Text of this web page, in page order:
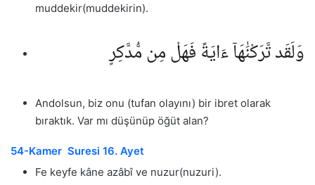
muddekir(muddekirin).
وَلَقَد تَّرَكْنَٰهَآ ءَايَةً فَهَلْ مِن مُّدَّكِرٍ
Andolsun, biz onu (tufan olayını) bir ibret olarak
bıraktık. Var mı düşünüp öğüt alan?
54-Kamer Suresi 16. Ayet
Fe keyfe kâne azâbî ve nuzur(nuzuri).